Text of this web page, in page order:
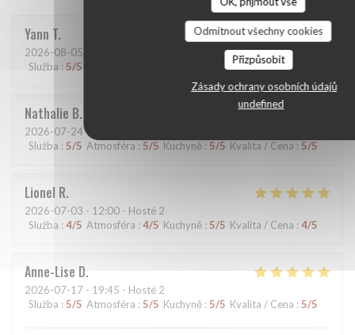
Odmítnout všechny cookies
Přizpůsobit
Zásady ochrany osobních údajů
undefined
Yann T
2026-08-05
Služba : 5/5 /5 Kvalita / Cena
Nathalie B
2026-07-24- 20:45 - Hosté 2
Služba : 5/5 Atmosféra : 5/5 Kuchyně : 5/5 Kvalita / Cena : 5/5
Lionel R
2026-07-03 - 12:00 - Hosté 2
Služba : 4/5 Atmosféra : 4/5 Kuchyně : 5/5 Kvalita / Cena : 4/5
Anne-Lise D
2026-07-17 - 19:45 - Hosté 2
Služba : 5/5 Atmosféra : 5/5 Kuchyně : 5/5 Kvalita / Cena : 5/5